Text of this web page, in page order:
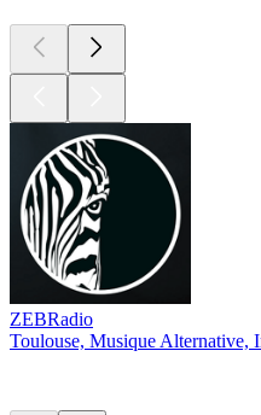
ZEBRadio
Toulouse, Musique Alternative,